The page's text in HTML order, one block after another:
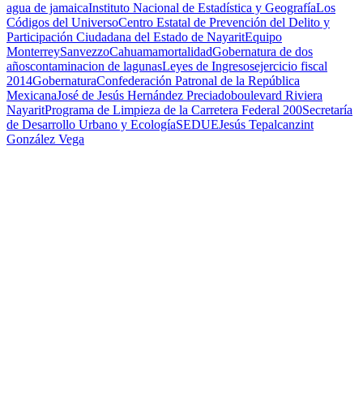
agua de jamaicaInstituto Nacional de Estadística y GeografíaLos
Códigos del UniversoCentro Estatal de Prevención del Delito y
Participación Ciudadana del Estado de NayaritEquipo
MonterreySanvezzoCahuamamortalidadGobernatura de dos
añoscontaminacion de lagunasLeyes de Ingresosejercicio fiscal
2014GobernaturaConfederación Patronal de la República
MexicanaJosé de Jesús Hernández Preciadoboulevard Riviera
NayaritPrograma de Limpieza de la Carretera Federal 200Secretaría
de Desarrollo Urbano y EcologíaSEDUEJesús Tepalcanzint
González Vega